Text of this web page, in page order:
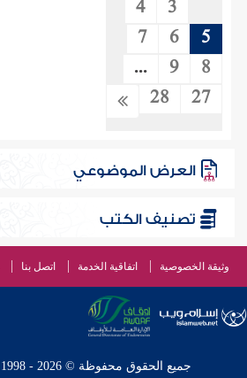
3
4
5
6
7
8
9
...
27
28
العرض الموضوعي
تصنيف الكتب
وثيقة الخصوصية اتفاقية الخدمة اتصل بنا
جميع الحقوق محفوظة © 2026 - 1998 لشبكة إسلام ويب